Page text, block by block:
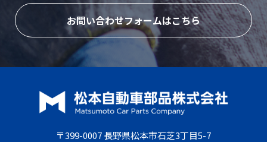
お問い合わせフォームはこちら
〒399-0007 長野県松本市石芝3丁目5-7